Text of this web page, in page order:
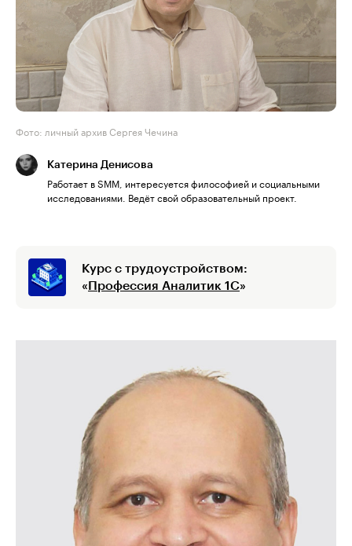
Фото: личный архив Сергея Чечина
Катерина Денисова
Работает в SMM, интересуется философией и социальными
исследованиями. Ведёт свой образовательный проект.
Курс с трудоустройством:
« Профессия Аналитик 1С»